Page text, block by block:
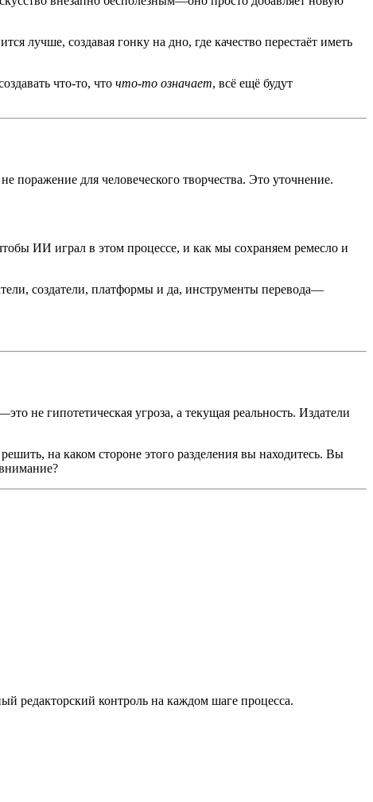
лучше, создавая гонку на дно, где качество перестаёт иметь
что-то, что что-то означает, всё ещё будут
для человеческого творчества. Это уточнение.
ИИ играл в этом процессе, и как мы сохраняем ремесло и
создатели, платформы и да, инструменты перевода—
не гипотетическая угроза, а текущая реальность. Издатели
на каком стороне этого разделения вы находитесь. Вы
редакторский контроль на каждом шаге процесса.